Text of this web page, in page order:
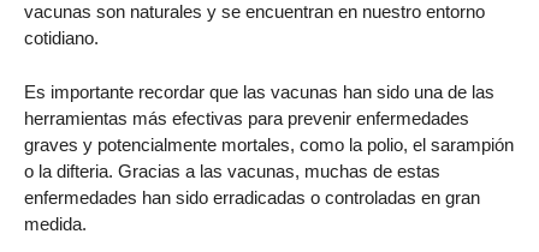
vacunas son naturales y se encuentran en nuestro entorno
cotidiano.
Es importante recordar que las vacunas han sido una de las
herramientas más efectivas para prevenir enfermedades
graves y potencialmente mortales, como la polio, el sarampión
o la difteria. Gracias a las vacunas, muchas de estas
enfermedades han sido erradicadas o controladas en gran
medida.